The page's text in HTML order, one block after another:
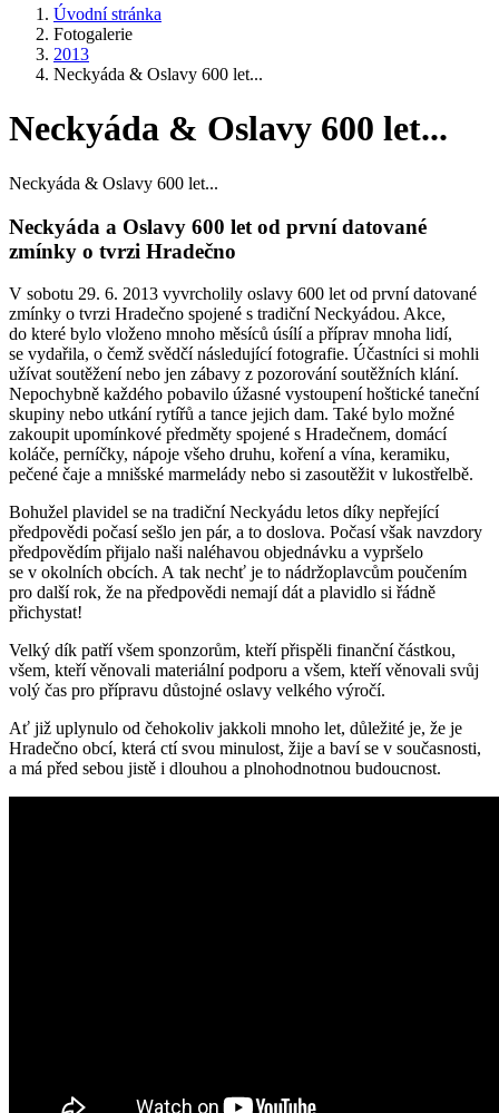
Úvodní stránka
Fotogalerie
2013
Neckyáda & Oslavy 600 let...
Neckyáda & Oslavy 600 let...
Neckyáda & Oslavy 600 let...
Neckyáda a Oslavy 600 let od první datované
zmínky o tvrzi Hradečno
V sobotu 29. 6. 2013 vyvrcholily oslavy 600 let od první datované
zmínky o tvrzi Hradečno spojené s tradiční Neckyádou. Akce,
do které bylo vloženo mnoho měsíců úsílí a příprav mnoha lidí,
se vydařila, o čemž svědčí následující fotografie. Účastníci si mohli
užívat soutěžení nebo jen zábavy z pozorování soutěžních klání.
Nepochybně každého pobavilo úžasné vystoupení hoštické taneční
skupiny nebo utkání rytířů a tance jejich dam. Také bylo možné
zakoupit upomínkové předměty spojené s Hradečnem, domácí
koláče, perníčky, nápoje všeho druhu, koření a vína, keramiku,
pečené čaje a mnišské marmelády nebo si zasoutěžit v lukostřelbě.
Bohužel plavidel se na tradiční Neckyádu letos díky nepřející
předpovědi počasí sešlo jen pár, a to doslova. Počasí však navzdory
předpovědím přijalo naši naléhavou objednávku a vypršelo
se v okolních obcích. A tak nechť je to nádržoplavcům poučením
pro další rok, že na předpovědi nemají dát a plavidlo si řádně
přichystat!
Velký dík patří všem sponzorům, kteří přispěli finanční částkou,
všem, kteří věnovali materiální podporu a všem, kteří věnovali svůj
volý čas pro přípravu důstojné oslavy velkého výročí.
Ať již uplynulo od čehokoliv jakkoli mnoho let, důležité je, že je
Hradečno obcí, která ctí svou minulost, žije a baví se v současnosti,
a má před sebou jistě i dlouhou a plnohodnotnou budoucnost.